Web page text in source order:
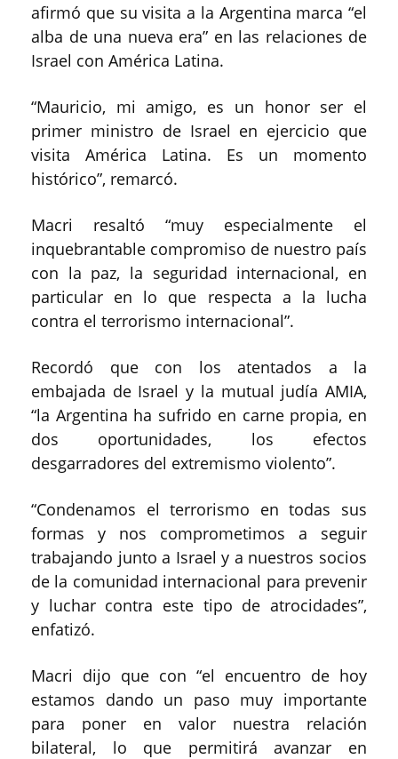
afirmó que su visita a la Argentina marca “el
alba de una nueva era” en las relaciones de
Israel con América Latina.
“Mauricio, mi amigo, es un honor ser el
primer ministro de Israel en ejercicio que
visita América Latina. Es un momento
histórico”, remarcó.
Macri resaltó “muy especialmente el
inquebrantable compromiso de nuestro país
con la paz, la seguridad internacional, en
particular en lo que respecta a la lucha
contra el terrorismo internacional”.
Recordó que con los atentados a la
embajada de Israel y la mutual judía AMIA,
“la Argentina ha sufrido en carne propia, en
dos oportunidades, los efectos
desgarradores del extremismo violento”.
“Condenamos el terrorismo en todas sus
formas y nos comprometimos a seguir
trabajando junto a Israel y a nuestros socios
de la comunidad internacional para prevenir
y luchar contra este tipo de atrocidades”,
enfatizó.
Macri dijo que con “el encuentro de hoy
estamos dando un paso muy importante
para poner en valor nuestra relación
bilateral, lo que permitirá avanzar en